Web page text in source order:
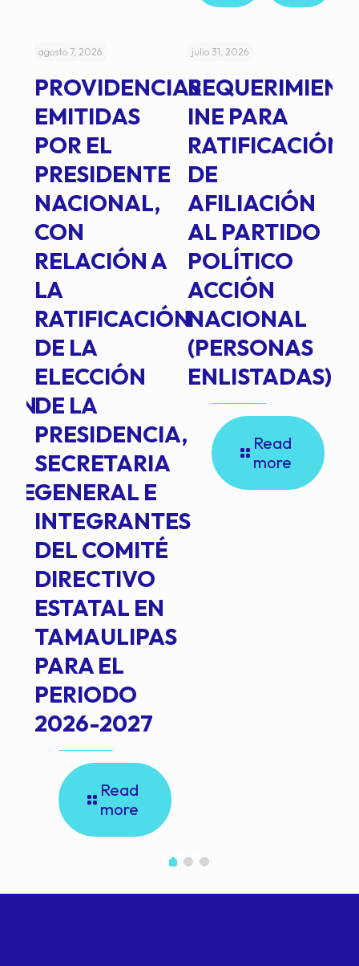
agosto 7, 2026
PROVIDENCIAS
EMITIDAS
POR EL
PRESIDENTE
NACIONAL,
CON
RELACIÓN A
LA
RATIFICACIÓN
DE LA
ELECCIÓN
DE LA
PRESIDENCIA,
SECRETARIA
GENERAL E
INTEGRANTES
DEL COMITÉ
DIRECTIVO
ESTATAL EN
TAMAULIPAS
PARA EL
PERIODO
2026-2027
Read
more
julio 31, 2026
INE PARA
RATIFICACIÓN
DE
AFILIACIÓN
AL PARTIDO
POLÍTICO
ACCIÓN
NACIONAL
(PERSONAS
ENLISTADAS)
Read
more